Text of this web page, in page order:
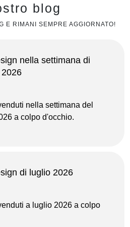
blog
E RIMANI SEMPRE AGGIORNATO!
nella settimana di
nella settimana del
a colpo d'occhio.
di luglio 2026
a luglio 2026 a colpo